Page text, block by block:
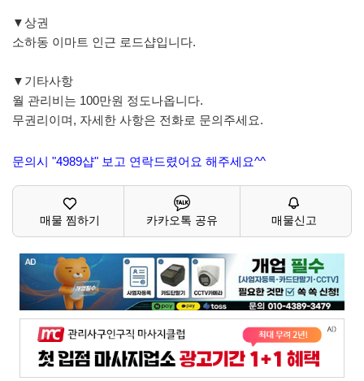
▼상권
소하동 이마트 인근 로드샵입니다.
▼기타사항
월 관리비는 100만원 정도나옵니다.
무권리이며, 자세한 사항은 전화로 문의주세요.
문의시 "4989샵" 보고 연락드렸어요 해주세요^^
매물 찜하기 카카오톡 공유 매물신고